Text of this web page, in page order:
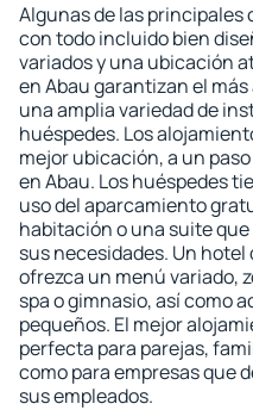
Algunas de las
con todo incluido bien
variados y una ubicación
en Abau garantizan el
una amplia variedad de
huéspedes. Los
mejor ubicación, a un
en Abau. Los huéspedes
uso del aparcamiento
habitación o una suite
sus necesidades. Un
ofrezca un menú variado,
spa o gimnasio, así como
pequeños. El mejor
perfecta para parejas,
como para empresas que
sus empleados.